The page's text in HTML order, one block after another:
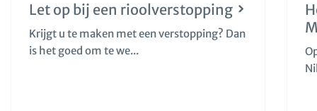
Let op bij een rioolverstopping
Krijgt u te maken met een verstopping? Dan
is het goed om te we...